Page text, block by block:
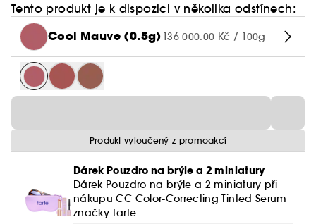
Tento produkt je k dispozici v několika odstínech:
Cool Mauve (0.5g) 136 000.00 Kč / 100g
Produkt vyloučený z promoakcí
Dárek Pouzdro na brýle a 2 miniatury
Dárek Pouzdro na brýle a 2 miniatury při
nákupu CC Color-Correcting Tinted Serum
značky Tarte